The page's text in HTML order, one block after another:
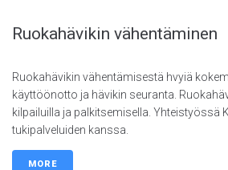
Ruokahävikin vähentäminen
Ruokahävikin vähentämisestä hvyiä
käyttöönotto ja hävikin seuranta.
kilpailuilla ja palkitsemisella. Yhteistyössä
tukipalveluiden kanssa.
MORE